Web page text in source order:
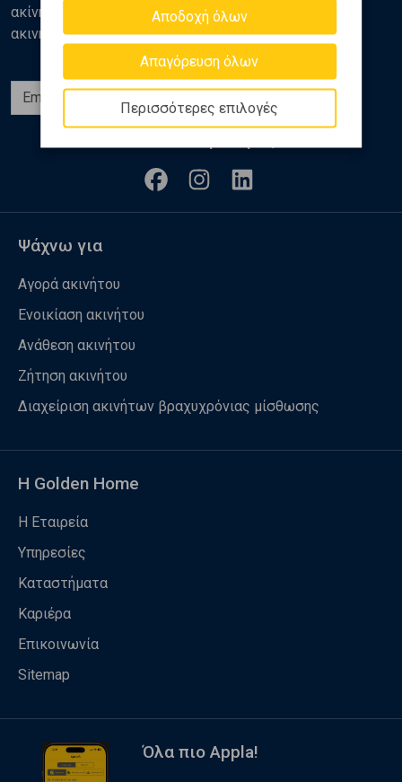
Αποδοχή όλων
Απαγόρευση όλων
Περισσότερες επιλογές
ακίνητα, αναλύσεις και διάφορα θέματα της αγοράς
ακινήτων
Ψάχνω για
Αγορά ακινήτου
Ενοικίαση ακινήτου
Ανάθεση ακινήτου
Ζήτηση ακινήτου
Διαχείριση ακινήτων βραχυχρόνιας μίσθωσης
Η Golden Home
Η Εταιρεία
Υπηρεσίες
Καταστήματα
Καριέρα
Επικοινωνία
Sitemap
Όλα πιο Appla!